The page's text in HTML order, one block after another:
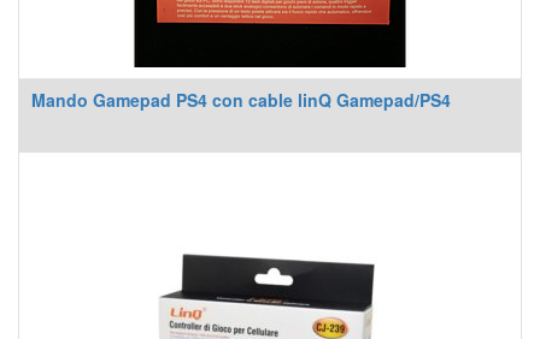
Mando Gamepad PS4 con cable linQ Gamepad/PS4